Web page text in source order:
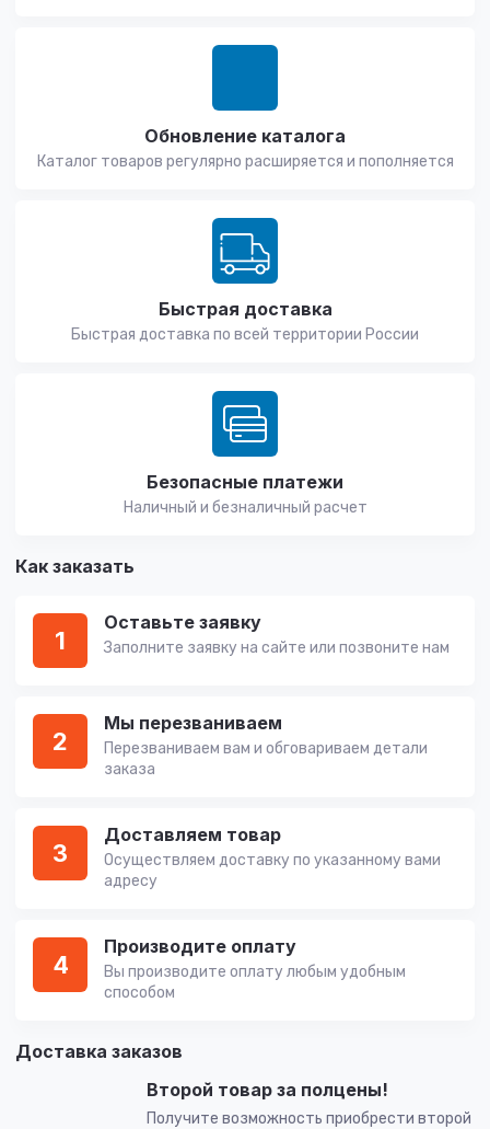
Обновление каталога
Каталог товаров регулярно расширяется и пополняется
Быстрая доставка
Быстрая доставка по всей территории России
Безопасные платежи
Наличный и безналичный расчет
Как заказать
1
Оставьте заявку
Заполните заявку на сайте или позвоните нам
2
Мы перезваниваем
Перезваниваем вам и обговариваем детали
заказа
3
Доставляем товар
Осуществляем доставку по указанному вами
адресу
4
Производите оплату
Вы производите оплату любым удобным
способом
Доставка заказов
Второй товар за полцены!
Получите возможность приобрести второй